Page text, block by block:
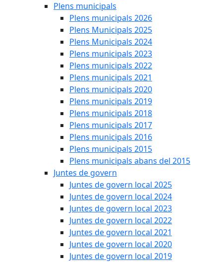
Plens municipals
Plens municipals 2026
Plens Municipals 2025
Plens Municipals 2024
Plens municipals 2023
Plens municipals 2022
Plens municipals 2021
Plens municipals 2020
Plens municipals 2019
Plens municipals 2018
Plens municipals 2017
Plens municipals 2016
Plens municipals 2015
Plens municipals abans del 2015
Juntes de govern
Juntes de govern local 2025
Juntes de govern local 2024
Juntes de govern local 2023
Juntes de govern local 2022
Juntes de govern local 2021
Juntes de govern local 2020
Juntes de govern local 2019